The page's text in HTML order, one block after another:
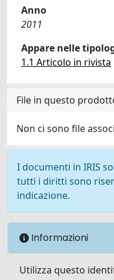
Anno
2011
Appare nelle
1.1 Articolo in rivista
File in questo
Non ci sono file
I documenti in IRIS
tutti i diritti sono
indicazione.
Informazioni
Utilizza questo